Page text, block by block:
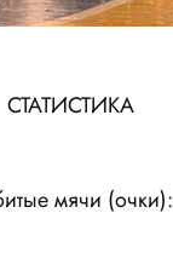
СТАТИСТИКА
мячи (очки):